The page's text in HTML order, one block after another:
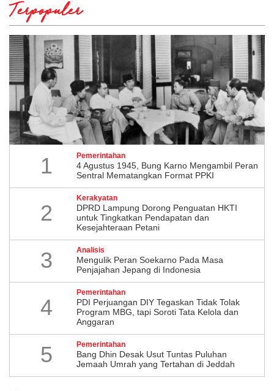
Terpopuler
1 Pemerintahan
4 Agustus 1945, Bung Karno Mengambil Peran
Sentral Mematangkan Format PPKI
2
Kerakyatan
DPRD Lampung Dorong Penguatan HKTI
untuk Tingkatkan Pendapatan dan
Kesejahteraan Petani
3 Analisis
Mengulik Peran Soekarno Pada Masa
Penjajahan Jepang di Indonesia
4
Pemerintahan
PDI Perjuangan DIY Tegaskan Tidak Tolak
Program MBG, tapi Soroti Tata Kelola dan
Anggaran
5 Pemerintahan
Bang Dhin Desak Usut Tuntas Puluhan
Jemaah Umrah yang Tertahan di Jeddah